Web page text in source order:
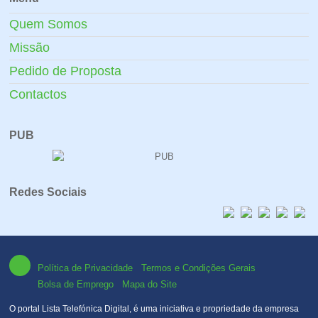
Quem Somos
Missão
Pedido de Proposta
Contactos
PUB
Redes Sociais
Política de Privacidade
Termos e Condições Gerais
Bolsa de Emprego
Mapa do Site
O portal Lista Telefónica Digital, é uma iniciativa e propriedade da empresa